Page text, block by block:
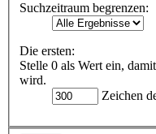
Suchzeitraum begrenzen:
Die ersten:
Stelle 0 als Wert ein,
wird.
Zeichen